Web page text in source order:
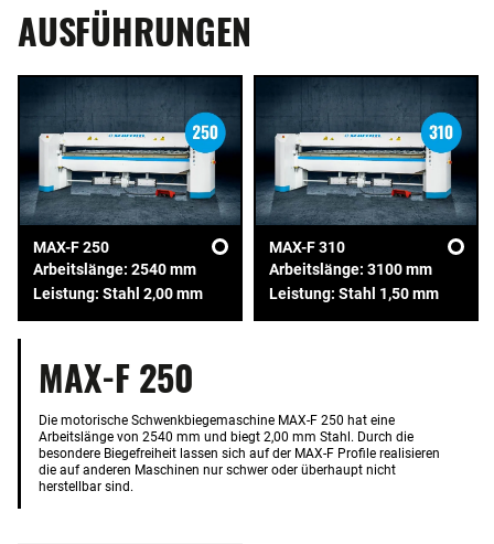
AUSFÜHRUNGEN
MAX-F 250
Arbeitslänge: 2540 mm
Leistung: Stahl 2,00 mm
MAX-F 310
Arbeitslänge: 3100 mm
Leistung: Stahl 1,50 mm
MAX-F 250
Die motorische Schwenkbiegemaschine MAX-F 250 hat eine
Arbeitslänge von 2540 mm und biegt 2,00 mm Stahl. Durch die
besondere Biegefreiheit lassen sich auf der MAX-F Profile realisieren
die auf anderen Maschinen nur schwer oder überhaupt nicht
herstellbar sind.